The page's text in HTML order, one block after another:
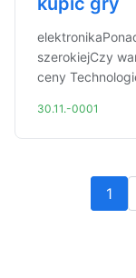
szerokiejCzy
ceny
30.11.-0001
1